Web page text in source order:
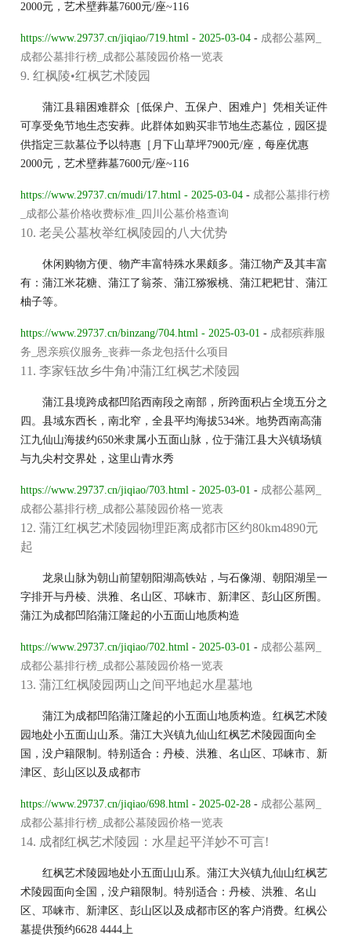
2000元，艺术壁葬墓7600元/座~116
https://www.29737.cn/jiqiao/719.html - 2025-03-04 - 成都公墓网_
成都公墓排行榜_成都公墓陵园价格一览表
9. 红枫陵•红枫艺术陵园
蒲江县籍困难群众［低保户、五保户、困难户］凭相关证件
可享受免节地生态安葬。此群体如购买非节地生态墓位，园区提
供指定三款墓位予以特惠［月下山草坪7900元/座，每座优惠
2000元，艺术壁葬墓7600元/座~116
https://www.29737.cn/mudi/17.html - 2025-03-04 - 成都公墓排行榜
_成都公墓价格收费标准_四川公墓价格查询
10. 老吴公墓枚举红枫陵园的八大优势
休闲购物方便、物产丰富特殊水果颇多。蒲江物产及其丰富
有：蒲江米花糖、蒲江了翁茶、蒲江猕猴桃、蒲江耙耙甘、蒲江
柚子等。
https://www.29737.cn/binzang/704.html - 2025-03-01 - 成都殡葬服
务_恩亲殡仪服务_丧葬一条龙包括什么项目
11. 李家钰故乡牛角冲蒲江红枫艺术陵园
蒲江县境跨成都凹陷西南段之南部，所跨面积占全境五分之
四。县域东西长，南北窄，全县平均海拔534米。地势西南高蒲
江九仙山海拔约650米隶属小五面山脉，位于蒲江县大兴镇场镇
与九尖村交界处，这里山青水秀
https://www.29737.cn/jiqiao/703.html - 2025-03-01 - 成都公墓网_
成都公墓排行榜_成都公墓陵园价格一览表
12. 蒲江红枫艺术陵园物理距离成都市区约80km4890元
起
龙泉山脉为朝山前望朝阳湖高铁站，与石像湖、朝阳湖呈一
字排开与丹棱、洪雅、名山区、邛崃市、新津区、彭山区所围。
蒲江为成都凹陷蒲江隆起的小五面山地质构造
https://www.29737.cn/jiqiao/702.html - 2025-03-01 - 成都公墓网_
成都公墓排行榜_成都公墓陵园价格一览表
13. 蒲江红枫陵园两山之间平地起水星墓地
蒲江为成都凹陷蒲江隆起的小五面山地质构造。红枫艺术陵
园地处小五面山山系。蒲江大兴镇九仙山红枫艺术陵园面向全
国，没户籍限制。特别适合：丹棱、洪雅、名山区、邛崃市、新
津区、彭山区以及成都市
https://www.29737.cn/jiqiao/698.html - 2025-02-28 - 成都公墓网_
成都公墓排行榜_成都公墓陵园价格一览表
14. 成都红枫艺术陵园：水星起平洋妙不可言!
红枫艺术陵园地处小五面山山系。蒲江大兴镇九仙山红枫艺
术陵园面向全国，没户籍限制。特别适合：丹棱、洪雅、名山
区、邛崃市、新津区、彭山区以及成都市区的客户消费。红枫公
墓提供预约6628 4444上